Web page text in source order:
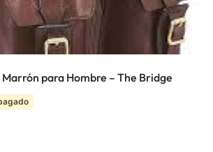
para Hombre – The Bridge